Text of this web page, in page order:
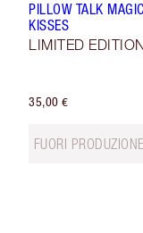
PILLOW TALK MAGIC
KISSES
LIMITED
35,00 €
FUORI PRODUZIONE